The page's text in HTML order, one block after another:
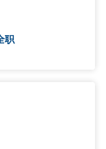
职